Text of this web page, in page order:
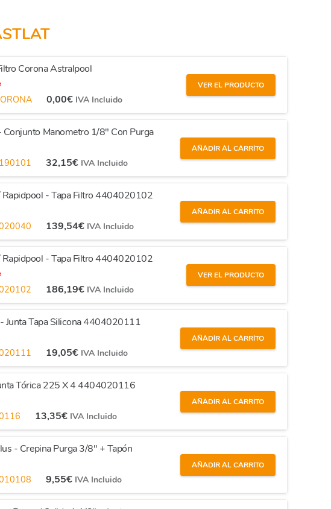
Corona Astralpool
0,00€ IVA Incluido
VER EL PRODUCTO
Conjunto Manometro 1/8" Con Purga
32,15€ IVA Incluido
AÑADIR AL CARRITO
Rapidpool - Tapa Filtro 4404020102
139,54€ IVA Incluido
AÑADIR AL CARRITO
Rapidpool - Tapa Filtro 4404020102
186,19€ IVA Incluido
VER EL PRODUCTO
Junta Tapa Silicona 4404020111
19,05€ IVA Incluido
AÑADIR AL CARRITO
Tórica 225 X 4 4404020116
13,35€ IVA Incluido
AÑADIR AL CARRITO
- Crepina Purga 3/8" + Tapón
9,55€ IVA Incluido
AÑADIR AL CARRITO